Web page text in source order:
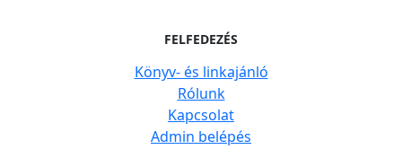
FELFEDEZÉS
Könyv- és linkajánló
Rólunk
Kapcsolat
Admin belépés